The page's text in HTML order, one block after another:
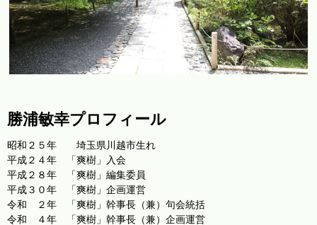
勝浦敏幸プロフィール
昭和２５年 埼玉県川越市生れ
平成２４年 「爽樹」入会
平成２８年 「爽樹」編集委員
平成３０年 「爽樹」企画運営
令和 ２年 「爽樹」幹事長（兼）句会統括
令和 ４年 「爽樹」幹事長（兼）企画運営